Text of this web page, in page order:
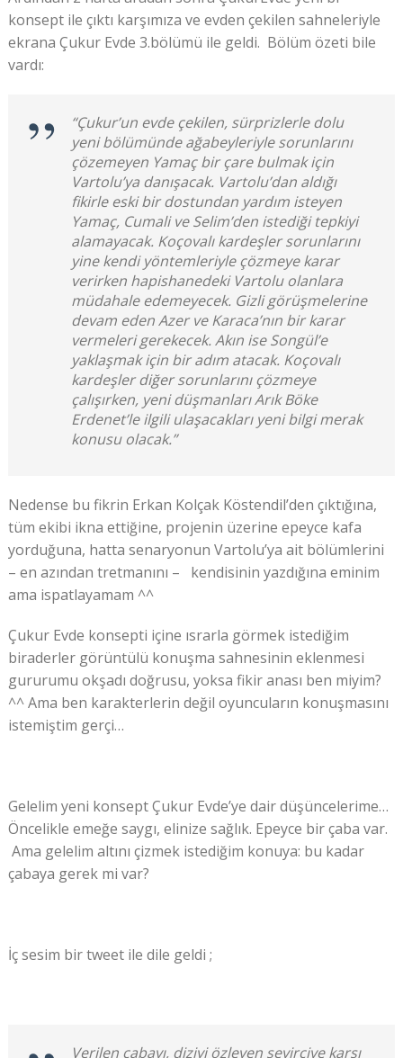
konsept ile çıktı karşımıza ve evden çekilen sahneleriyle
ekrana Çukur Evde 3.bölümü ile geldi. Bölüm özeti bile
vardı:
“Çukur’un evde çekilen, sürprizlerle dolu
yeni bölümünde ağabeyleriyle sorunlarını
çözemeyen Yamaç bir çare bulmak için
Vartolu’ya danışacak. Vartolu’dan aldığı
fikirle eski bir dostundan yardım isteyen
Yamaç, Cumali ve Selim’den istediği tepkiyi
alamayacak. Koçovalı kardeşler sorunlarını
yine kendi yöntemleriyle çözmeye karar
verirken hapishanedeki Vartolu olanlara
müdahale edemeyecek. Gizli görüşmelerine
devam eden Azer ve Karaca’nın bir karar
vermeleri gerekecek. Akın ise Songül’e
yaklaşmak için bir adım atacak. Koçovalı
kardeşler diğer sorunlarını çözmeye
çalışırken, yeni düşmanları Arık Böke
Erdenet’le ilgili ulaşacakları yeni bilgi merak
konusu olacak.”
Nedense bu fikrin Erkan Kolçak Köstendil’den çıktığına,
tüm ekibi ikna ettiğine, projenin üzerine epeyce kafa
yorduğuna, hatta senaryonun Vartolu’ya ait bölümlerini
– en azından tretmanını – kendisinin yazdığına eminim
ama ispatlayamam ^^
Çukur Evde konsepti içine ısrarla görmek istediğim
biraderler görüntülü konuşma sahnesinin eklenmesi
gururumu okşadı doğrusu, yoksa fikir anası ben miyim?
^^ Ama ben karakterlerin değil oyuncuların konuşmasını
istemiştim gerçi…
Gelelim yeni konsept Çukur Evde’ye dair düşüncelerime…
Öncelikle emeğe saygı, elinize sağlık. Epeyce bir çaba var.
Ama gelelim altını çizmek istediğim konuya: bu kadar
çabaya gerek mi var?
İç sesim bir tweet ile dile geldi ;
Verilen çabayı, diziyi özleyen seyirciye karşı